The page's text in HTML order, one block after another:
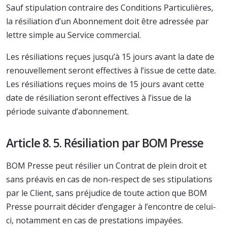
Sauf stipulation contraire des Conditions Particulières,
la résiliation d’un Abonnement doit être adressée par
lettre simple au Service commercial.
Les résiliations reçues jusqu’à 15 jours avant la date de
renouvellement seront effectives à l’issue de cette date.
Les résiliations reçues moins de 15 jours avant cette
date de résiliation seront effectives à l’issue de la
période suivante d’abonnement.
Article 8. 5. Résiliation par BOM Presse
BOM Presse peut résilier un Contrat de plein droit et
sans préavis en cas de non-respect de ses stipulations
par le Client, sans préjudice de toute action que BOM
Presse pourrait décider d’engager à l’encontre de celui-
ci, notamment en cas de prestations impayées.